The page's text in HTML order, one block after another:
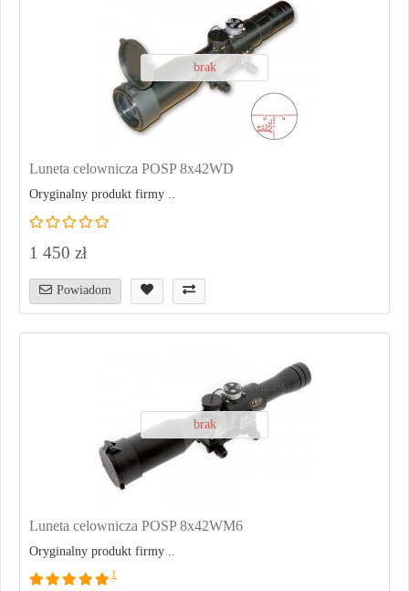
brak
Luneta celownicza POSP 8x42WD
Oryginalny produkt firmy ..
1 450 zł
Powiadom
brak
Luneta celownicza POSP 8x42WM6
Oryginalny produkt firmy ..
1